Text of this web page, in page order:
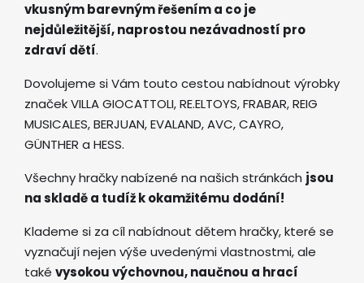
vkusným barevným řešením a co je
nejdůležitější, naprostou nezávadností pro
zdraví dětí.
Dovolujeme si Vám touto cestou nabídnout výrobky
značek VILLA GIOCATTOLI, RE.ELTOYS, FRABAR, REIG
MUSICALES, BERJUAN, EVALAND, AVC, CAYRO,
GÜNTHER a HESS.
Všechny hračky nabízené na našich stránkách jsou
na skladě a tudíž k okamžitému dodání!
Klademe si za cíl nabídnout dětem hračky, které se
vyznačují nejen výše uvedenými vlastnostmi, ale
také vysokou výchovnou, naučnou a hrací